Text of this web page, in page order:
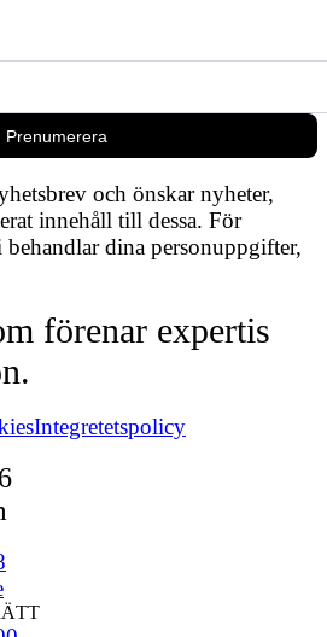
Prenumerera
och önskar nyheter,
innehåll till dessa. För
dina personuppgifter,
förenar expertis
Integretetspolicy